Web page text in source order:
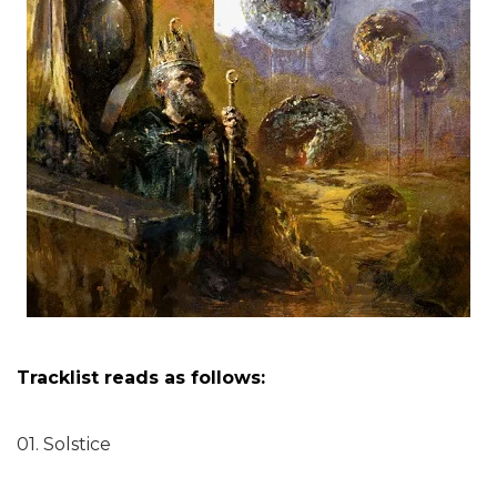
Tracklist reads as follows:
01. Solstice